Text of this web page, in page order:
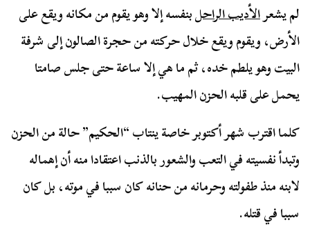
لم يشعرالأديب الراحلبنفسه إلا وهو يقوم من مكانه ويقع على
الأرض، ويقوم ويقع خلال حركته من حجرة الصالون إلى شرفة
البيت وهو يلطم خده، ثم ما هي إلا ساعة حتى جلس صامتا
يحمل على قلبه الحزن المهيب.
كلما اقترب شهر أكتوبر خاصة ينتاب “الحكيم” حالة من الحزن
وتبدأ نفسيته في التعب والشعور بالذنب اعتقادا منه أن إهماله
لابنه منذ طفولته وحرمانه من حنانه كان سببا في موته، بل كان
سببا في قتله.